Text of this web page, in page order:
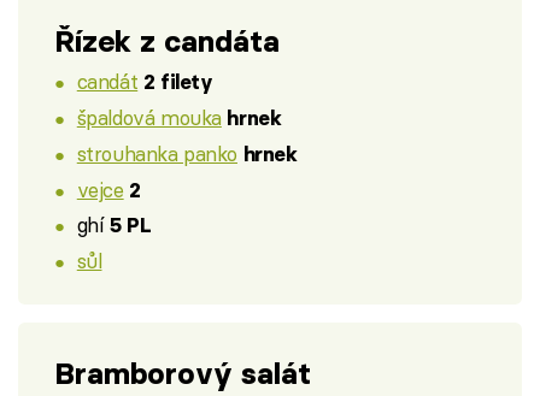
Řízek z candáta
candát 2 filety
špaldová mouka hrnek
strouhanka panko hrnek
vejce 2
ghí5 PL
sůl
Bramborový salát